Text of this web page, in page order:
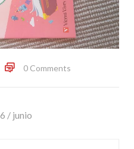
0 Comments
/ junio